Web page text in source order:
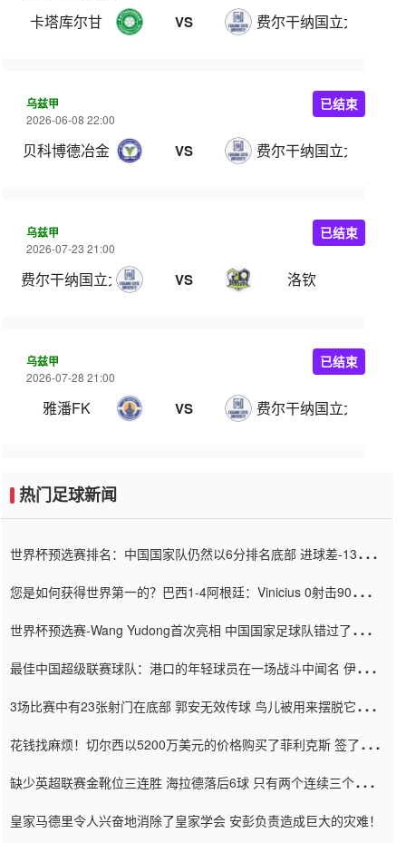
卡塔库尔甘 VS 费尔干纳国立大学
乌兹甲
2026-06-08 22:00
贝科博德冶金 VS 费尔干纳国立大学
已结束
乌兹甲
2026-07-23 21:00
费尔干纳国立大学 VS 洛钦
已结束
乌兹甲
2026-07-28 21:00
雅潘FK VS 费尔干纳国立大学
已结束
热门足球新闻
世界杯预选赛排名：中国国家队仍然以6分排名底部 进球差-13令人
您是如何获得世界第一的？巴西1-4阿根廷：Vinicius 0射击90分钟
世界杯预选赛-Wang Yudong首次亮相 中国国家足球队错过了世界
最佳中国超级联赛球队：港口的年轻球员在一场战斗中闻名 伊万放
3场比赛中有23张射门在底部 郭安无效传球 鸟儿被用来摆脱它
花钱找麻烦！切尔西以5200万美元的价格购买了菲利克斯 签了7年
缺少英超联赛金靴位三连胜 海拉德落后6球 只有两个连续三个连续
皇家马德里令人兴奋地消除了皇家学会 安彭负责造成巨大的灾难！